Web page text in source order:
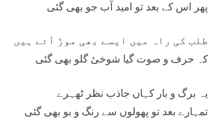
پھر اس کے بعد تو امید آب جو بھی گئی
طلب کی راہ میں ایسے بھی موڑ آئے ہیں
کہ حرف و صوت گیا شوخیٔ گلو بھی گئی
یہ برگ و بار کہاں جاذب نظر ٹھہرے
تمہارے بعد تو پھولوں سے رنگ و بو بھی گئی